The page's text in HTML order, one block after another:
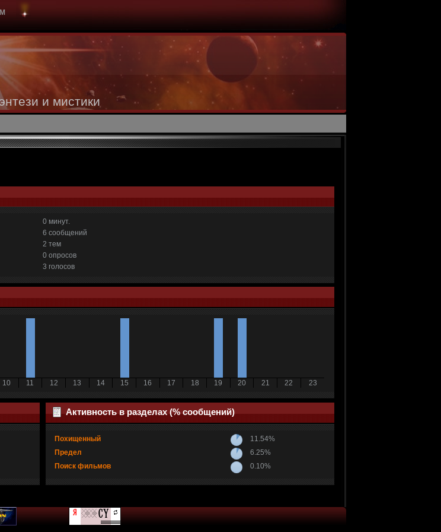
и мистики
0 минут.
6 сообщений
2 тем
0 опросов
3 голосов
10 11 12 13 14 15 16 17 18 19 20 21 22 23
Активность в разделах (% сообщений)
Похищенный
11.54%
Предел
6.25%
Поиск фильмов
0.10%